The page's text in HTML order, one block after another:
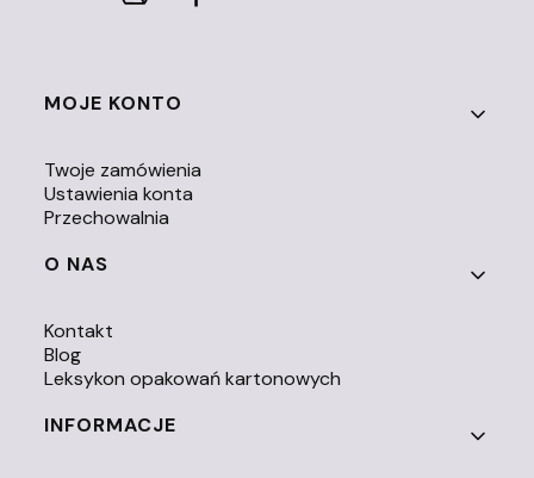
Linki w stopce
MOJE KONTO
Twoje zamówienia
Ustawienia konta
Przechowalnia
O NAS
Kontakt
Blog
Leksykon opakowań kartonowych
INFORMACJE